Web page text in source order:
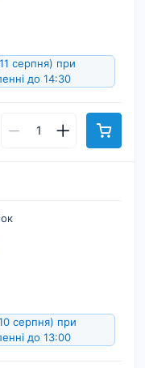
серпня) при
до 14:30
серпня) при
до 13:00